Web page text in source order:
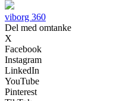
viborg 360
Del med omtanke
X
Facebook
Instagram
LinkedIn
YouTube
Pinterest